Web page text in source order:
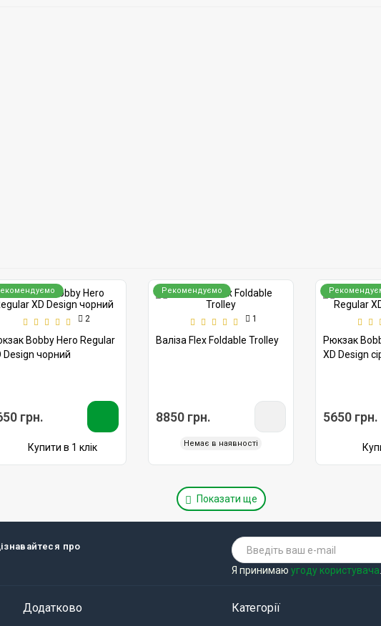
2
Bobby Hero Regular
Design чорний
грн.
Купити в 1 клік
Рекомендуємо
1
Валіза Flex Foldable Trolley
8850 грн.
Немає в наявності
Рюкзак
XD Design
5650 грн.
Показати ще
про
Я принимаю угоду користувача.
Додатково Категорії